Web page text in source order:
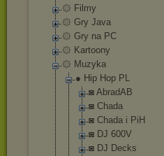
۞ Filmy
۞ Gry Java
۞ Gry na PC
۞ Kartoony
۞ Muzyka
● Hip Hop PL
◙ AbradAB
◙ Chada
◙ Chada i PiH
◙ DJ 600V
◙ DJ Decks